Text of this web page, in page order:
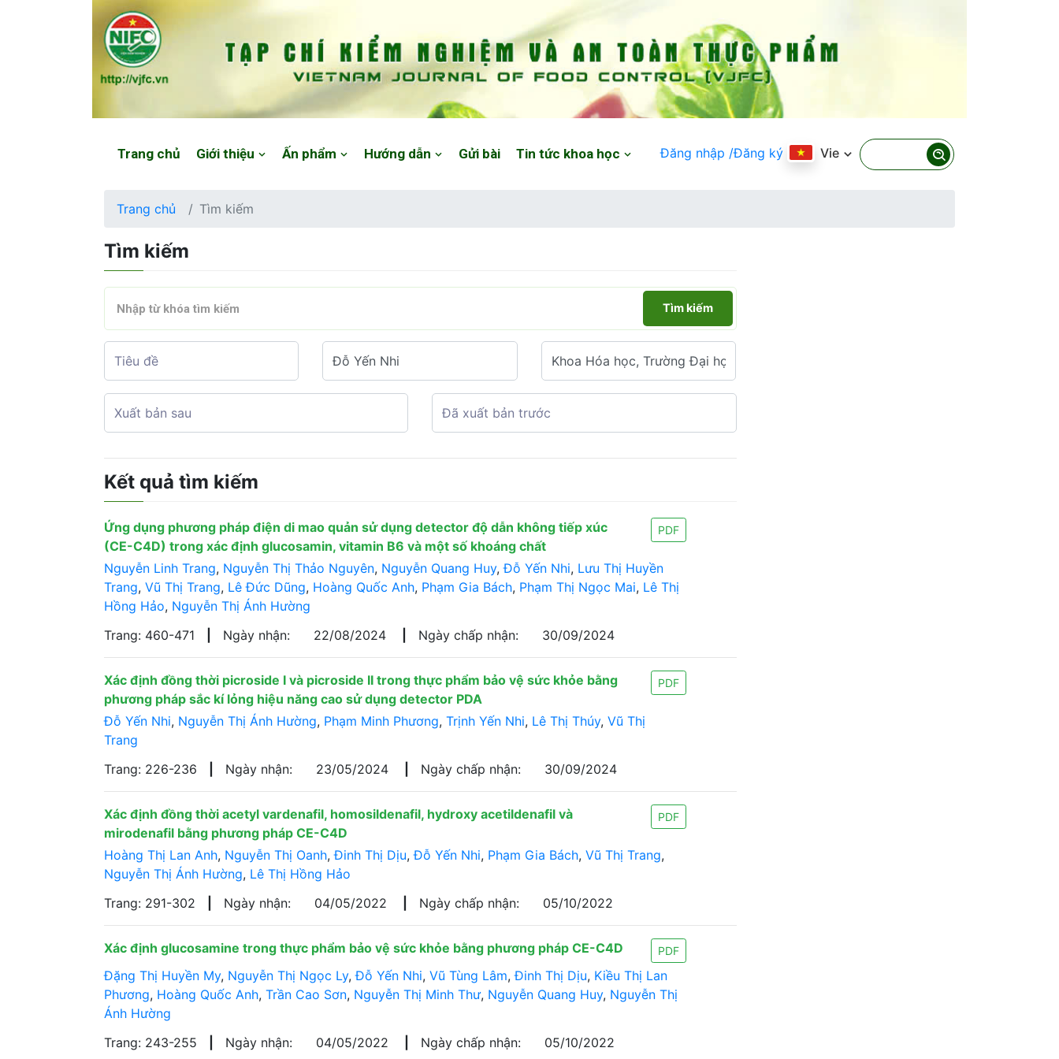
Trang chủ Giới thiệu Ấn phẩm Hướng dẫn Gửi bài Tin tức khoa học Đăng nhập /Đăng ký Vie
Trang chủ Tìm kiếm
Tìm kiếm
Tìm kiếm
Kết quả tìm kiếm
Ứng dụng phương pháp điện di mao quản sử dụng detector độ dẫn không tiếp xúc
(CE-C4D) trong xác định glucosamin, vitamin B6 và một số khoáng chất
PDF
Nguyễn Linh Trang, Nguyễn Thị Thảo Nguyên, Nguyễn Quang Huy,Đỗ Yến Nhi, Lưu Thị Huyền
Trang, Vũ Thị Trang, Lê Đức Dũng, Hoàng Quốc Anh, Phạm Gia Bách, Phạm Thị Ngọc Mai, Lê Thị
Hồng Hảo, Nguyễn Thị Ánh Hường
Trang: 460-471
Ngày nhận: 22/08/2024 Ngày chấp nhận: 30/09/2024
Xác định đồng thời picroside I và picroside II trong thực phẩm bảo vệ sức khỏe bằng
phương pháp sắc kí lỏng hiệu năng cao sử dụng detector PDA
PDF
Đỗ Yến Nhi, Nguyễn Thị Ánh Hường, Phạm Minh Phương, Trịnh Yến Nhi, Lê Thị Thúy, Vũ Thị
Trang
Trang: 226-236
Ngày nhận: 23/05/2024 Ngày chấp nhận: 30/09/2024
Xác định đồng thời acetyl vardenafil, homosildenafil, hydroxy acetildenafil và
mirodenafil bằng phương pháp CE-C4D
PDF
Hoàng Thị Lan Anh, Nguyễn Thị Oanh,Đinh Thị Dịu,Đỗ Yến Nhi, Phạm Gia Bách, Vũ Thị Trang,
Nguyễn Thị Ánh Hường, Lê Thị Hồng Hảo
Trang: 291-302
Ngày nhận: 04/05/2022 Ngày chấp nhận: 05/10/2022
Xác định glucosamine trong thực phẩm bảo vệ sức khỏe bằng phương pháp CE-C4D PDF
Đặng Thị Huyền My, Nguyễn Thị Ngọc Ly,Đỗ Yến Nhi, Vũ Tùng Lâm,Đinh Thị Dịu, Kiều Thị Lan
Phương, Hoàng Quốc Anh, Trần Cao Sơn, Nguyễn Thị Minh Thư, Nguyễn Quang Huy, Nguyễn Thị
Ánh Hường
Trang: 243-255
Ngày nhận: 04/05/2022 Ngày chấp nhận: 05/10/2022